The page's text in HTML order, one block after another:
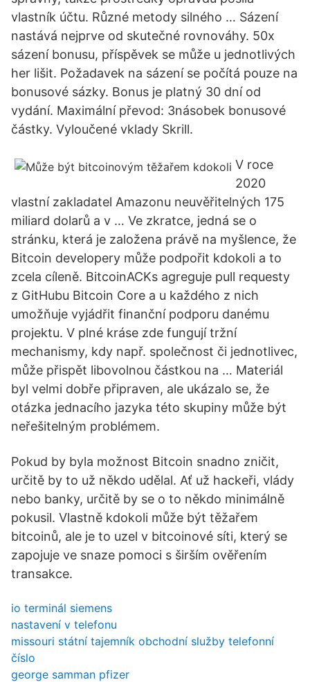
vlastník účtu. Různé metody silného … Sázení
nastává nejprve od skutečné rovnováhy. 50x
sázení bonusu, příspěvek se může u jednotlivých
her lišit. Požadavek na sázení se počítá pouze na
bonusové sázky. Bonus je platný 30 dní od
vydání. Maximální převod: 3násobek bonusové
částky. Vyloučené vklady Skrill.
V roce
2020
vlastní zakladatel Amazonu neuvěřitelných 175
miliard dolarů a v … Ve zkratce, jedná se o
stránku, která je založena právě na myšlence, že
Bitcoin developery může podpořit kdokoli a to
zcela cíleně. BitcoinACKs agreguje pull requesty
z GitHubu Bitcoin Core a u každého z nich
umožňuje vyjádřit finanční podporu danému
projektu. V plné kráse zde fungují tržní
mechanismy, kdy např. společnost či jednotlivec,
může přispět libovolnou částkou na … Materiál
byl velmi dobře připraven, ale ukázalo se, že
otázka jednacího jazyka této skupiny může být
neřešitelným problémem.
Pokud by byla možnost Bitcoin snadno zničit,
určitě by to už někdo udělal. Ať už hackeři, vlády
nebo banky, určitě by se o to někdo minimálně
pokusil. Vlastně kdokoli může být těžařem
bitcoinů, ale je to uzel v bitcoinové síti, který se
zapojuje ve snaze pomoci s širším ověřením
transakce.
io terminál siemens
nastavení v telefonu
missouri státní tajemník obchodní služby telefonní
číslo
george samman pfizer